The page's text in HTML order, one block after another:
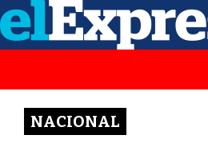
NACIONAL